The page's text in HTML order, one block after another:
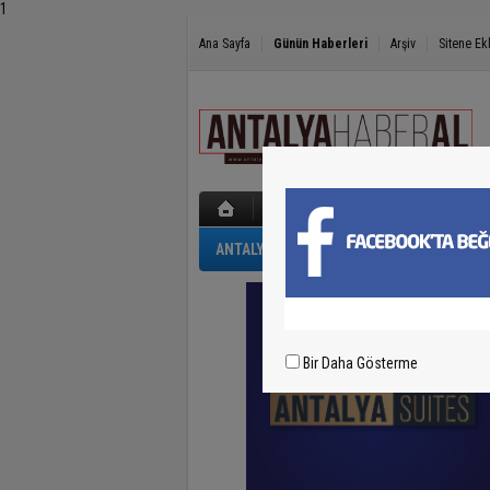
1
Ana Sayfa Günün Haberleri Arşiv Sitene
ANTALYA GÜNCEL POLİS-ADLİYE
Bir Daha Gösterme